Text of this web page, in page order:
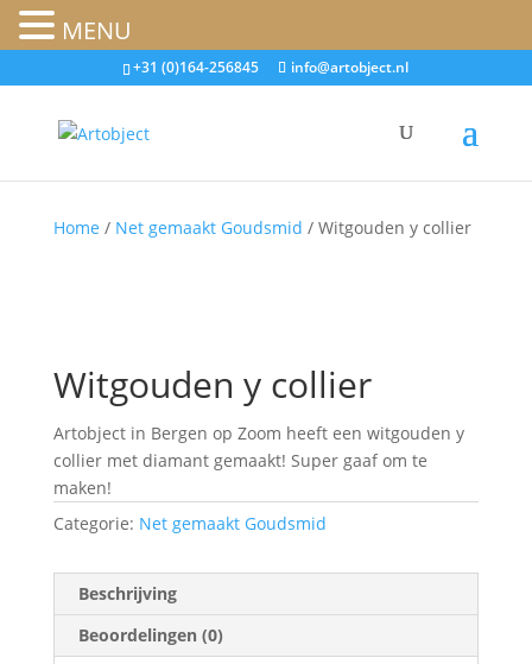
+31 (0)164-256845 info@artobject.nl
Home / Net gemaakt Goudsmid / Witgouden y collier
Witgouden y collier
Artobject in Bergen op Zoom heeft een witgouden y
collier met diamant gemaakt! Super gaaf om te
maken!
Categorie: Net gemaakt Goudsmid
Beschrijving
Beoordelingen (0)
MENU